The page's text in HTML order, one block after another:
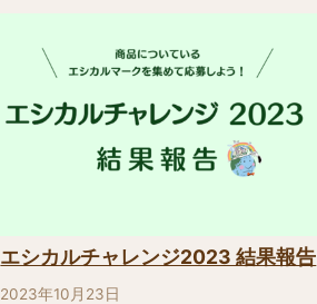
エシカルチャレンジ2023 結果報告
2023年10月23日